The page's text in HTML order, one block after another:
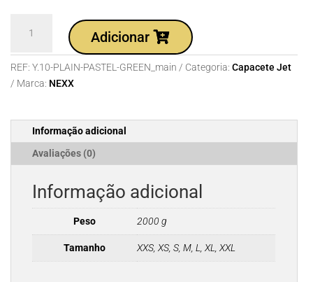
Capacete
NEXX
Y.10
PASTEL
GREEN
Adicionar
REF: Y.10-PLAIN-PASTEL-GREEN_main Categoria: Capacete Jet
Marca: NEXX
Informação adicional
Avaliações (0)
Informação adicional
Peso 2000 g
Tamanho XXS, XS, S, M, L, XL, XXL